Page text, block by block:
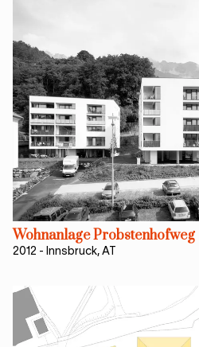
Wohnanlage Probstenhofweg
2012 - Innsbruck, AT